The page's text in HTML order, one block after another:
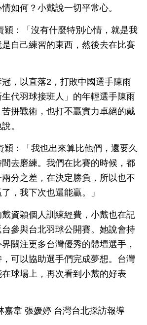
如何？小戴說一切平常心。
穎：「沒有什麼特別心情，就是我
自己練習的東西，然後去在比賽
，以直落2，打敗中國選手陳雨
代羽球接班人」的年輕選手陳雨
拼戰術，也打不贏實力卓絕的戴
。
穎：「我也出來算比他們，還要久
去磨練。我們在比賽的時候，都
分之差，在決定勝負，所以也不
，我下次也還能贏。」
資穎個人訓練經費，小戴也在記
參與台北羽球公開賽。她說會持
關注更多台灣優秀的體壇選手，
可以協助選手們完成夢想。台灣
球場上，再次看到小戴的好表
嘉韋 張媛婷 台灣台北採訪報導